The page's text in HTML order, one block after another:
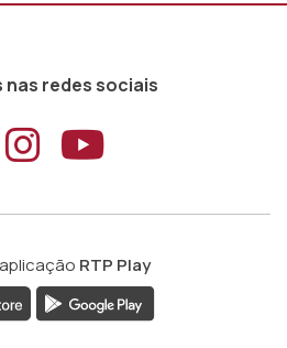
nas redes sociais
ao
Aceder ao
Aceder
RTP Play